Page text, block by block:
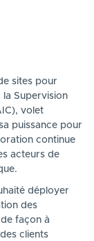
sites pour
Supervision
volet
puissance pour
continue
acteurs de
déployer
des
façon à
clients